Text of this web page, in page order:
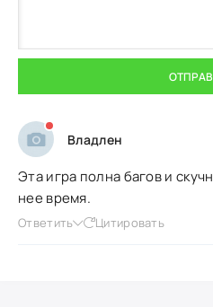
Владлен
Эта игра полна багов и
нее время.
Ответить Цитировать